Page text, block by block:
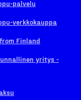
palvelu
verkkokauppa
Finland
yritys -